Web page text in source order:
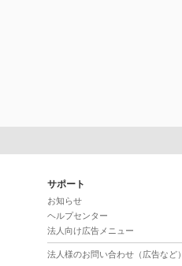
サポート
お知らせ
ヘルプセンター
法人向け広告メニュー
法人様のお問い合わせ（広告など）